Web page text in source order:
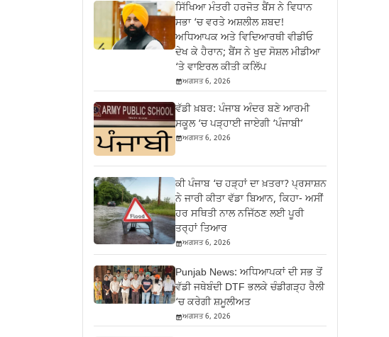
ਸਿੱਖਿਆ ਮੰਤਰੀ ਹਰਜੋਤ ਬੈਂਸ ਨੇ ਵਿਧਾਨ
ਸਭਾ ‘ਚ ਵਰਤੇ ਅਸ਼ਲੀਲ ਸ਼ਬਦ!
ਅਧਿਆਪਕ ਅਤੇ ਵਿਦਿਆਰਥੀ ਵੀਡੀਓ
ਦੇਖ ਕੇ ਹੈਰਾਨ; ਬੈਂਸ ਨੇ ਖੁਦ ਸੋਸ਼ਲ ਮੀਡੀਆ
‘ਤੇ ਵਾਇਰਲ ਕੀਤੀ ਕਲਿੱਪ
ਅਗਸਤ 6, 2026
ਵੱਡੀ ਖ਼ਬਰ: ਪੰਜਾਬ ਅੰਦਰ ਬਣੇ ਆਰਮੀ
ਸਕੂਲ ‘ਚ ਪੜ੍ਹਾਈ ਜਾਏਗੀ ‘ਪੰਜਾਬੀ’
ਅਗਸਤ 6, 2026
ਕੀ ਪੰਜਾਬ ‘ਚ ਹੜ੍ਹਾਂ ਦਾ ਖ਼ਤਰਾ? ਪ੍ਰਸਾਸ਼ਨ
ਨੇ ਜਾਰੀ ਕੀਤਾ ਵੱਡਾ ਬਿਆਨ, ਕਿਹਾ- ਅਸੀਂ
ਹਰ ਸਥਿਤੀ ਨਾਲ ਨਜਿੱਠਣ ਲਈ ਪੂਰੀ
ਤਰ੍ਹਾਂ ਤਿਆਰ
ਅਗਸਤ 6, 2026
Punjab News: ਅਧਿਆਪਕਾਂ ਦੀ ਸਭ ਤੋਂ
ਵੱਡੀ ਜਥੇਬੰਦੀ DTF ਭਲਕੇ ਚੰਡੀਗੜ੍ਹ ਰੈਲੀ
‘ਚ ਕਰੇਗੀ ਸ਼ਮੂਲੀਅਤ
ਅਗਸਤ 6, 2026